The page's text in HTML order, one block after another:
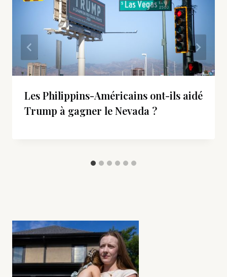
Les Philippins-Américains ont-ils aidé
Trump à gagner le Nevada ?